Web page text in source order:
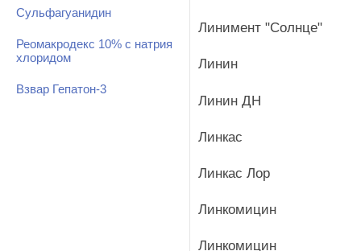
Сульфагуанидин
Реомакродекс 10% с натрия
хлоридом
Взвар Гепатон-3
Линимент "Солнце"
Линин
Линин ДН
Линкас
Линкас Лор
Линкомицин
Линкомицин